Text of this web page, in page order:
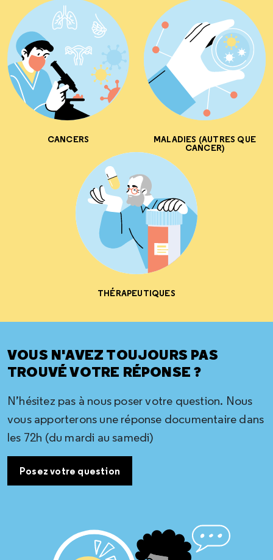
CANCERS MALADIES (AUTRES QUE
CANCER)
THÉRAPEUTIQUES
VOUS N'AVEZ TOUJOURS PAS
TROUVÉ VOTRE RÉPONSE ?
N’hésitez pas à nous poser votre question. Nous
vous apporterons une réponse documentaire dans
les 72h (du mardi au samedi)
Posez votre question